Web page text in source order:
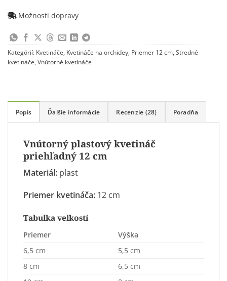
Možnosti dopravy
Kategórií: Kvetináče, Kvetináče na orchidey, Priemer 12 cm, Stredné
kvetináče, Vnútorné kvetináče
Popis Ďalšie informácie Recenzie (28) Poradňa
Vnútorný plastový kvetináč
priehľadný 12 cm
Materiál: plast
Priemer kvetináča: 12 cm
Tabuľka veľkostí
Priemer
Výška
6,5 cm
5,5 cm
8 cm
6,5 cm